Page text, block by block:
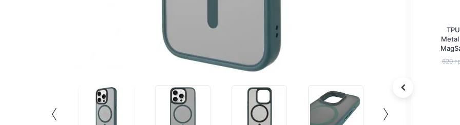
Metal Buttons with
MagSafe для Apple
iPhone 15 Pro Max
(6.7") Зелений
629 грн. 624грн.
884 Купити комплект
629